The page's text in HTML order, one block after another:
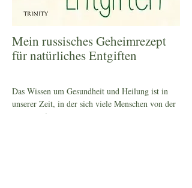
Mein russisches Geheimrezept
für natürliches Entgiften
Das Wissen um Gesundheit und Heilung ist in
unserer Zeit, in der sich viele Menschen von der
Natur entfernt haben, wichtiger denn je. Um